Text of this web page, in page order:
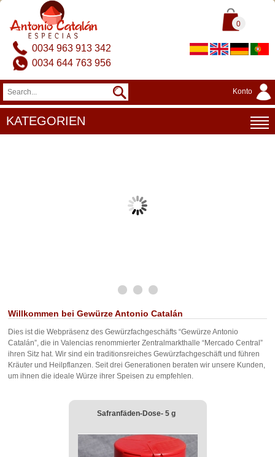
0
0034 963 913 342
0034 644 763 956
Konto
KATEGORIEN
Willkommen bei Gewürze Antonio Catalán
Dies ist die Webpräsenz des Gewürzfachgeschäfts “Gewürze Antonio
Catalán”, die in Valencias renommierter Zentralmarkthalle “Mercado Central”
ihren Sitz hat. Wir sind ein traditionsreiches Gewürzfachgeschäft und führen
Kräuter und Heilpflanzen. Seit drei Generationen beraten wir unsere Kunden,
um ihnen die ideale Würze ihrer Speisen zu empfehlen.
Safranfäden-Dose- 5 g